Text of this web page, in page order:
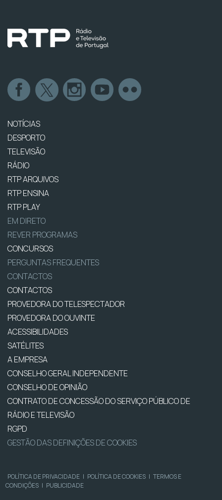
NOTÍCIAS
DESPORTO
TELEVISÃO
RÁDIO
RTP ARQUIVOS
RTP ENSINA
RTP PLAY
EM DIRETO
REVER PROGRAMAS
CONCURSOS
PERGUNTAS FREQUENTES
CONTACTOS
CONTACTOS
PROVEDORA DO TELESPECTADOR
PROVEDORA DO OUVINTE
ACESSIBILIDADES
SATÉLITES
A EMPRESA
CONSELHO GERAL INDEPENDENTE
CONSELHO DE OPINIÃO
CONTRATO DE CONCESSÃO DO SERVIÇO PÚBLICO DE
RÁDIO E TELEVISÃO
RGPD
GESTÃO DAS DEFINIÇÕES DE COOKIES
POLÍTICA DE PRIVACIDADE | POLÍTICA DE COOKIES | TERMOS E
CONDIÇÕES | PUBLICIDADE